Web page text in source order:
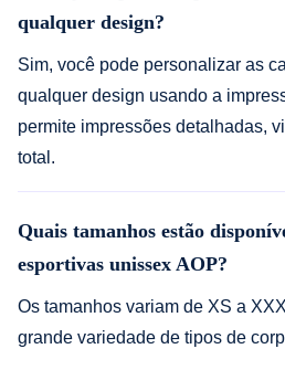
qualquer design?
Sim, você pode personalizar as
qualquer design usando a
permite impressões detalhadas,
total.
Quais tamanhos estão
esportivas unissex AOP?
Os tamanhos variam de XS a
grande variedade de tipos de